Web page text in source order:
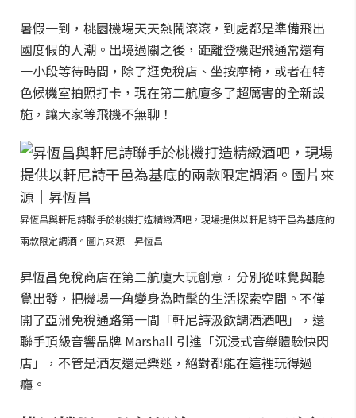
暑假一到，桃園機場天天熱鬧滾滾，到處都是準備飛出
國度假的人潮。出境過關之後，距離登機起飛通常還有
一小段等待時間，除了逛免稅店、坐按摩椅，或者在特
色候機室拍照打卡，現在第二航廈多了超厲害的全新設
施，讓大家等飛機不無聊！
昇恆昌與軒尼詩聯手於桃機打造精緻酒吧，現場提供以軒尼詩干邑為基底的
兩款限定調酒。圖片來源｜昇恆昌
昇恆昌免稅商店在第二航廈大玩創意，分別從味覺與聽
覺出發，把機場一角變身為時髦的生活探索空間。不僅
開了亞洲免稅通路第一間「軒尼詩汲飲調酒酒吧」，還
聯手頂級音響品牌 Marshall 引進「沉浸式音樂體驗快閃
店」，不管是酒友還是樂迷，絕對都能在這裡玩得過
癮。